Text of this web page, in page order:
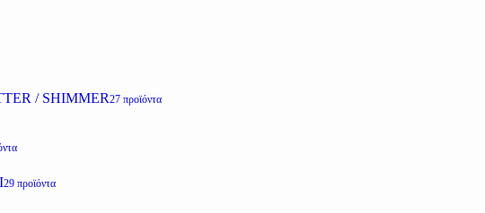
/ SHIMMER27 προϊόντα
29 προϊόντα